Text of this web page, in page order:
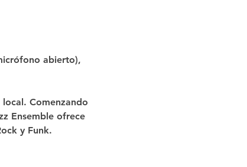
abierto),
Comenzando
Ensemble ofrece
y Funk.